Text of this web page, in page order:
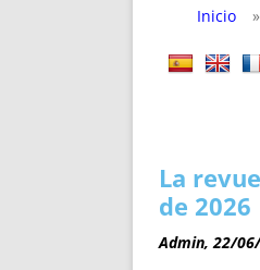
Inicio »
La
de 2026
Admin, 22/